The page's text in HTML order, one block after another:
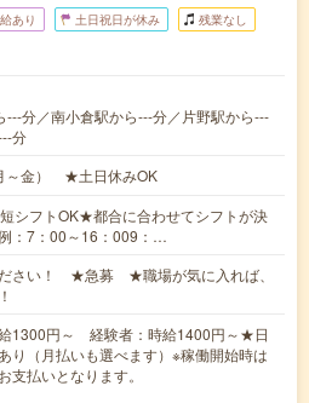
あり 土日祝日が休み 残業なし
---分／南小倉駅から---分／片野駅から---
分
～金） ★土日休みOK
シフトOK★都合に合わせてシフトが決
：7：00～16：009：…
さい！ ★急募 ★職場が気に入れば、
1300円～ 経験者：時給1400円～★日
り（月払いも選べます）※稼働開始時は
支払いとなります。